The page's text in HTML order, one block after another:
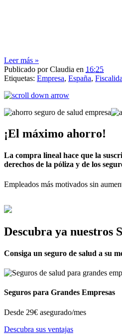
Leer más »
Publicado porClaudia en 16:25
Etiquetas: Empresa, España,
¡El máximo ahorro!
La compra lineal hace que la
derechos de la póliza y de los
Empleados más motivados sin
Descubra ya nuestros
Consiga un seguro de salud a su
Seguros para Grandes Empresas
Desde 29€ asegurado/mes
Descubra sus ventajas